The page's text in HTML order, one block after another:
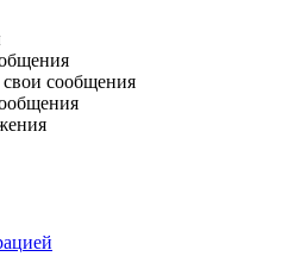
свои сообщения
ацией